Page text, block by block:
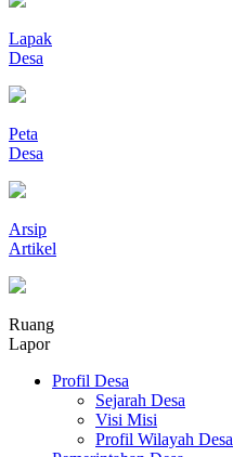
Lapak
Desa
Peta
Desa
Arsip
Artikel
Ruang
Lapor
Profil Desa
Sejarah Desa
Visi Misi
Profil Wilayah Desa